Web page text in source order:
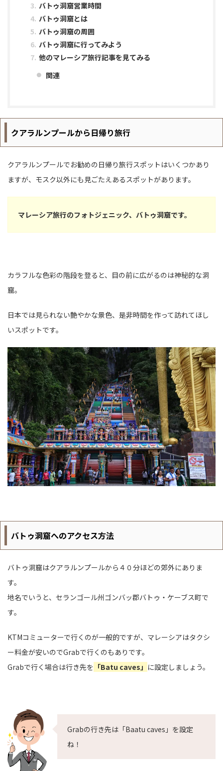
バトゥ洞窟営業時間
バトゥ洞窟とは
バトゥ洞窟の周囲
バトゥ洞窟に行ってみよう
他のマレーシア旅行記事を見てみる
関連
クアラルンプールから日帰り旅行
クアラルンプールでお勧めの日帰り旅行スポットはいくつかあり
ますが、モスク以外にも見ごたえあるスポットがあります。
マレーシア旅行のフォトジェニック、バトゥ洞窟です。
カラフルな色彩の階段を登ると、目の前に広がるのは神秘的な洞
窟。
日本では見られない艶やかな景色、是非時間を作って訪れてほし
いスポットです。
バトゥ洞窟へのアクセス方法
バトゥ洞窟はクアラルンプールから４０分ほどの郊外にありま
す。
地名でいうと、セランゴール州ゴンバッ郡バトゥ・ケーブス町で
す。
KTMコミューターで行くのが一般的ですが、マレーシアはタクシ
ー料金が安いのでGrabで行くのもありです。
Grabで行く場合は行き先を 「Batu caves」 に設定しましょう。
Grabの行き先は「Baatu caves」を設定
ね！